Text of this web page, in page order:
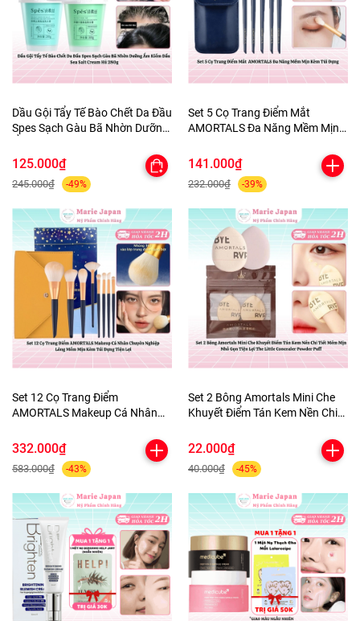
Dầu Gội Tẩy Tế Bào Chết Da Đầu
Spes Sạch Gàu Bã Nhờn Dưỡng
Hũ 280g
125.000₫
245.000₫ -49%
Set 5 Cọ Trang Điểm Mắt
AMORTALS Đa Năng Mềm Mịn
141.000₫
232.000₫ -39%
Set 12 Cọ Trang Điểm
AMORTALS Makeup Cá Nhân
Kèm Túi Đựng Tiện Lợi
332.000₫
583.000₫ -43%
Set 2 Bông Amortals Mini Che
Khuyết Điểm Tán Kem Nền Chi
The Little Concealer Powder
22.000₫
40.000₫ -45%